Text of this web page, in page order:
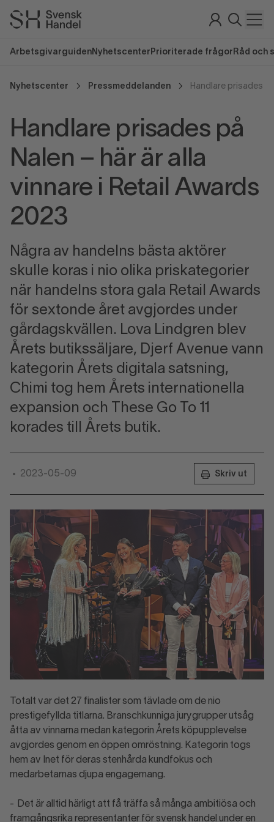
Arbetsgivarguiden Nyhetscenter Prioriterade frågor Råd och
Nyhetscenter Pressmeddelanden
Handlare prisades på
Nalen – här är alla
vinnare i Retail Awards
2023
Några av handelns bästa aktörer
skulle koras i nio olika priskategorier
när handelns stora gala Retail Awards
för sextonde året avgjordes under
gårdagskvällen. Lova Lindgren blev
Årets butikssäljare, Djerf Avenue vann
kategorin Årets digitala satsning,
Chimi tog hem Årets internationella
expansion och These Go To 11
korades till Årets butik.
• 2023-05-09 Skriv ut
Totalt var det 27 finalister som tävlade om de nio
prestigefyllda titlarna. Branschkunniga jurygrupper utsåg
åtta av vinnarna medan kategorin Årets köpupplevelse
avgjordes genom en öppen omröstning. Kategorin togs
hem av Inet för deras stenhårda kundfokus och
medarbetarnas djupa engagemang.
- Det är alltid härligt att få träffa så många ambitiösa och
framgångsrika representanter för svensk handel under en